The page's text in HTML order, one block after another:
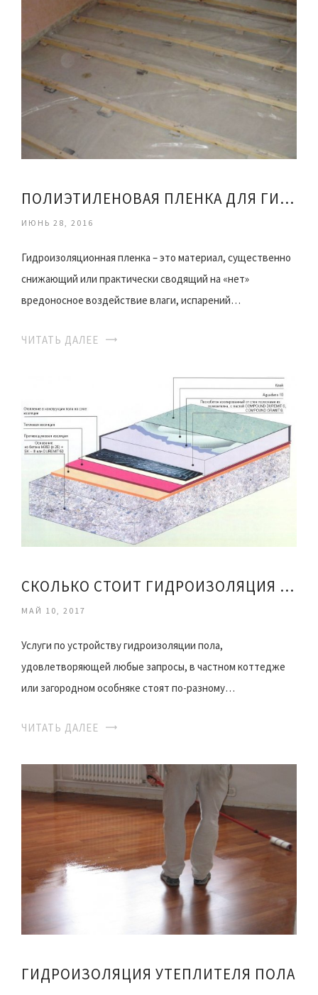
ПОЛИЭТИЛЕНОВАЯ ПЛЕНКА ДЛЯ ГИДРОИЗОЛЯЦИИ
ИЮНЬ 28, 2016
Гидроизоляционная пленка – это материал, существенно
снижающий или практически сводящий на «нет»
вредоносное воздействие влаги, испарений…
ЧИТАТЬ ДАЛЕЕ
СКОЛЬКО СТОИТ ГИДРОИЗОЛЯЦИЯ ПОЛА
МАЙ 10, 2017
Услуги по устройству гидроизоляции пола,
удовлетворяющей любые запросы, в частном коттедже
или загородном особняке стоят по-разному…
ЧИТАТЬ ДАЛЕЕ
ГИДРОИЗОЛЯЦИЯ УТЕПЛИТЕЛЯ ПОЛА